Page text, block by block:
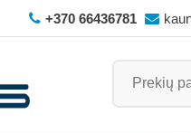
+370 66436781